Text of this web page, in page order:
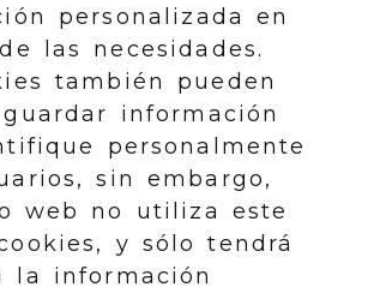
personalizada en
las necesidades.
también pueden
información
personalmente
sin embargo,
web no utiliza este
y sólo tendrá
la información